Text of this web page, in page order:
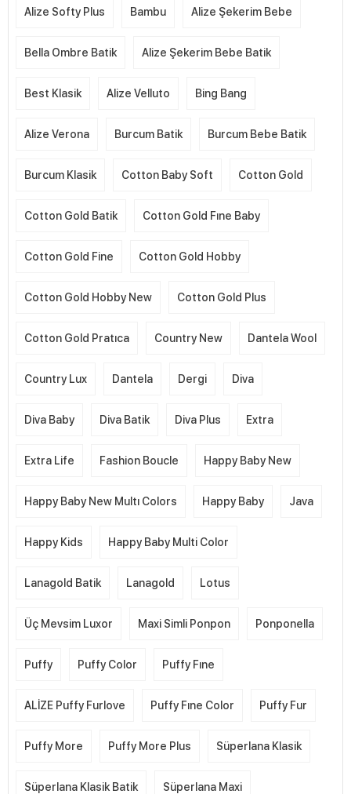
Alize Softy Plus Bambu Alize Şekerim Bebe
Bella Ombre Batik Alize Şekerim Bebe Batik
Best Klasik Alize Velluto Bing Bang
Alize Verona Burcum Batik Burcum Bebe Batik
Burcum Klasik Cotton Baby Soft Cotton Gold
Cotton Gold Batik Cotton Gold Fıne Baby
Cotton Gold Fine Cotton Gold Hobby
Cotton Gold Hobby New Cotton Gold Plus
Cotton Gold Pratıca Country New Dantela Wool
Country Lux Dantela Dergi Diva
Diva Baby Diva Batik Diva Plus Extra
Extra Life Fashion Boucle Happy Baby New
Happy Baby New Multı Colors Happy Baby Java
Happy Kids Happy Baby Multi Color
Lanagold Batik Lanagold Lotus
Üç Mevsim Luxor Maxi Simli Ponpon Ponponella
Puffy Puffy Color Puffy Fıne
ALİZE Puffy Furlove Puffy Fıne Color Puffy Fur
Puffy More Puffy More Plus Süperlana Klasik
Süperlana Klasik Batik Süperlana Maxi